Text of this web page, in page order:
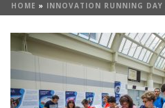
HOME » INNOVATION RUNNING DAY